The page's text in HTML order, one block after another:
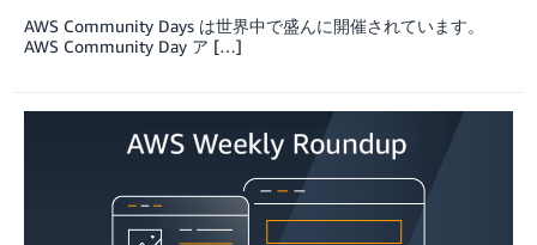
AWS Community Days は世界中で盛んに開催されています。
AWS Community Day ア […]